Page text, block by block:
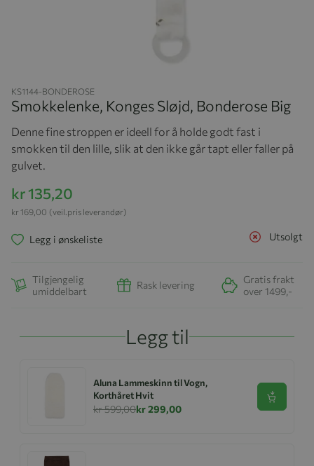
KS1144-BONDEROSE
Smokkelenke, Konges Sløjd, Bonderose Big
Denne fine stroppen er ideell for å holde godt fast i
smokken til den lille, slik at den ikke går tapt eller faller på
gulvet.
kr 135,20
(veil.pris leverandør)
kr 169,00
Utsolgt
Legg i ønskeliste
Tilgjengelig
umiddelbart
Rask levering
Gratis frakt
over 1499,-
Legg til
Aluna Lammeskinn til Vogn,
Korthåret Hvit
kr 599,00kr 299,00
Se